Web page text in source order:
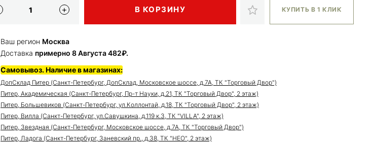
В КОРЗИНУ КУПИТЬ В 1 КЛИК
Ваш регион Москва
Доставка примерно 8 Августа 482₽.
Самовывоз. Наличие в магазинах:
ДопСклад Питер (Санкт-Петербург, ДопСклад, Московское шоссе, д.7А, ТК "Торговый Двор")
Питер, Академическая (Санкт-Петербург, Пр-т Науки, д.21, ТК "Торговый Двор", 2 этаж)
Питер, Большевиков (Санкт-Петербург, ул.Коллонтай, д.18, ТК "Торговый Двор", 2 этаж)
Питер, Вилла (Санкт-Петербург, ул.Савушкина, д.119 к.3, ТК "VILLA", 2 этаж)
Питер, Звездная (Санкт-Петербург, Московское шоссе, д.7А, ТК "Торговый Двор")
Питер, Ладога (Санкт-Петербург, Заневский пр., д.38, ТК "НЕО", 2 этаж)